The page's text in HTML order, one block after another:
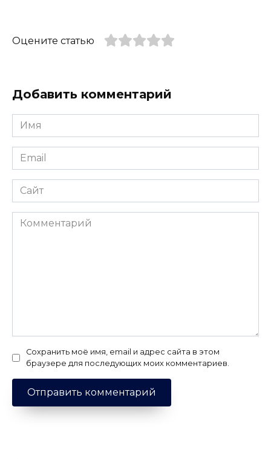
Оцените статью
Добавить комментарий
Имя
*
Email
*
Сайт
Комментарий
Сохранить моё имя, email и адрес сайта в этом
браузере для последующих моих комментариев.